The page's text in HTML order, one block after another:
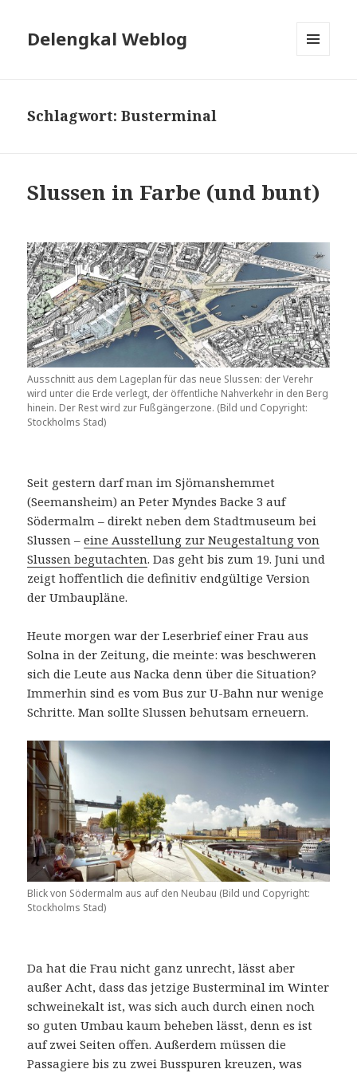
Delengkal Weblog
Schlagwort:Busterminal
Slussen in Farbe (und bunt)
Ausschnitt aus dem Lageplan für das neue Slussen: der Verehr
wird unter die Erde verlegt, der öffentliche Nahverkehr in den Berg
hinein. Der Rest wird zur Fußgängerzone. (Bild und Copyright:
Stockholms Stad)
Seit gestern darf man im Sjömanshemmet
(Seemansheim) an Peter Myndes Backe 3 auf
Södermalm – direkt neben dem Stadtmuseum bei
Slussen –eine Ausstellung zur Neugestaltung von
Slussen begutachten. Das geht bis zum 19. Juni und
zeigt hoffentlich die definitiv endgültige Version
der Umbaupläne.
Heute morgen war der Leserbrief einer Frau aus
Solna in der Zeitung, die meinte: was beschweren
sich die Leute aus Nacka denn über die Situation?
Immerhin sind es vom Bus zur U-Bahn nur wenige
Schritte. Man sollte Slussen behutsam erneuern.
Blick von Södermalm aus auf den Neubau (Bild und Copyright:
Stockholms Stad)
Da hat die Frau nicht ganz unrecht, lässt aber
außer Acht, dass das jetzige Busterminal im Winter
schweinekalt ist, was sich auch durch einen noch
so guten Umbau kaum beheben lässt, denn es ist
auf zwei Seiten offen. Außerdem müssen die
Passagiere bis zu zwei Busspuren kreuzen, was